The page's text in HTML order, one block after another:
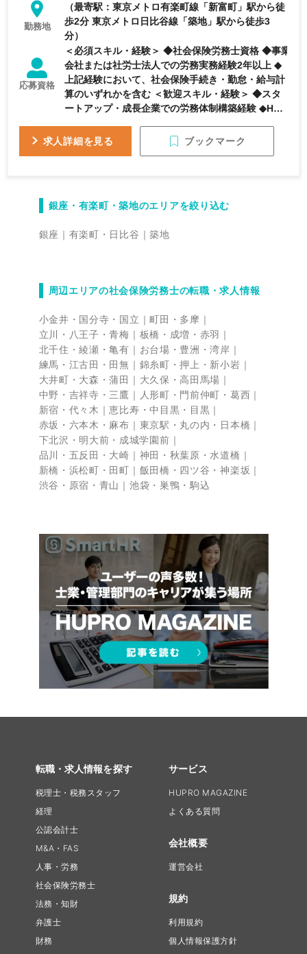
がそのままプロダクト改善のインプットとなり、数
百社規模の顧客の労務業務改善にスケールしてい
く、事業会社ならではのダイナミックな環境です。
就業規則・規程整備からHR Forceの機能仕様レビ
ューまで、労務の「守り」と「攻め」の両方を経験
できるため、社労士としての専門性を軸にプロダク
トマネジメントや事業開発領域へとキャリアを広げ
ていくことも可能です。創業期のコーポレート機能
です。
勤務地
（最寄駅：東京メトロ有楽町線「新富町」駅から徒
歩2分 東京メトロ日比谷線「築地」駅から徒歩3
分）
応募資格
＜必須スキル・経験＞ ◆社会保険労務士資格 ◆事業
会社または社労士法人での労務実務経験2年以上 ◆
上記経験において、社会保険手続き・勤怠・給与計
算のいずれかを含む ＜歓迎スキル・経験＞ ◆スタ
ートアップ・成長企業での労務体制構築経験 ◆HR
等）の導入・運用経験 ◆SaaSプロダクトの開発・
た価値提供にも活かしたい方 ◆不確実性のある状況
◆開発・CS・セールス等、職種横断での協働に前向
求人詳細を見る ブックマーク
銀座・有楽町・築地のエリアを絞り込む
銀座 有楽町・日比谷 築地
周辺エリアの社会保険労務士の転職・求人情報
小金井・国分寺・国立
町田・多摩
立川・八王子・青梅
板橋・成増・赤羽
北千住・綾瀬・亀有
お台場・豊洲・湾岸
練馬・江古田・田無
錦糸町・押上・新小岩
大井町・大森・蒲田
大久保・高田馬場
中野・吉祥寺・三鷹
人形町・門前仲町・葛西
新宿・代々木
恵比寿・中目黒・目黒
赤坂・六本木・麻布
東京駅・丸の内・日本橋
下北沢・明大前・成城学園前
品川・五反田・大崎
神田・秋葉原・水道橋
新橋・浜松町・田町
飯田橋・四ツ谷・神楽坂
渋谷・原宿・青山
池袋・巣鴨・駒込
転職・求人情報を探す
税理士・税務スタッフ
経理
公認会計士
M&A・FAS
人事・労務
社会保険労務士
法務・知財
弁護士
財務
サービス
HUPRO MAGAZINE
よくある質問
会社概要
運営会社
規約
利用規約
個人情報保護方針